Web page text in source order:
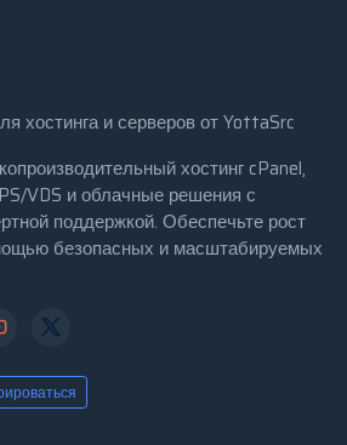
хостинга и серверов от YottaSrc
хостинг cPanel,
VDS и облачные решения с
поддержкой. Обеспечьте рост
безопасных и масштабируемых